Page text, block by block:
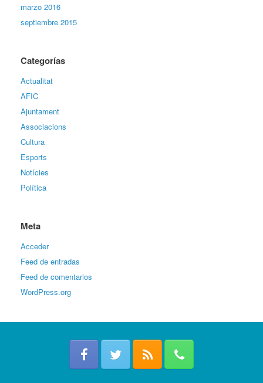
marzo 2016
septiembre 2015
Categorías
Actualitat
AFIC
Ajuntament
Associacions
Cultura
Esports
Notícies
Política
Meta
Acceder
Feed de entradas
Feed de comentarios
WordPress.org